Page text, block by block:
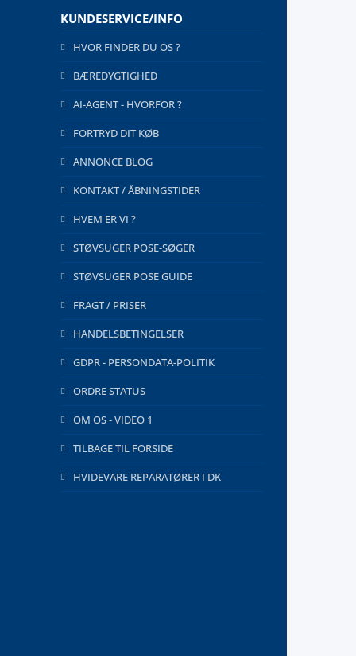
KUNDESERVICE/INFO
HVOR FINDER DU OS ?
BÆREDYGTIGHED
AI-AGENT - HVORFOR ?
FORTRYD DIT KØB
ANNONCE BLOG
KONTAKT / ÅBNINGSTIDER
HVEM ER VI ?
STØVSUGER POSE-SØGER
STØVSUGER POSE GUIDE
FRAGT / PRISER
HANDELSBETINGELSER
GDPR - PERSONDATA-POLITIK
ORDRE STATUS
OM OS - VIDEO 1
TILBAGE TIL FORSIDE
HVIDEVARE REPARATØRER I DK